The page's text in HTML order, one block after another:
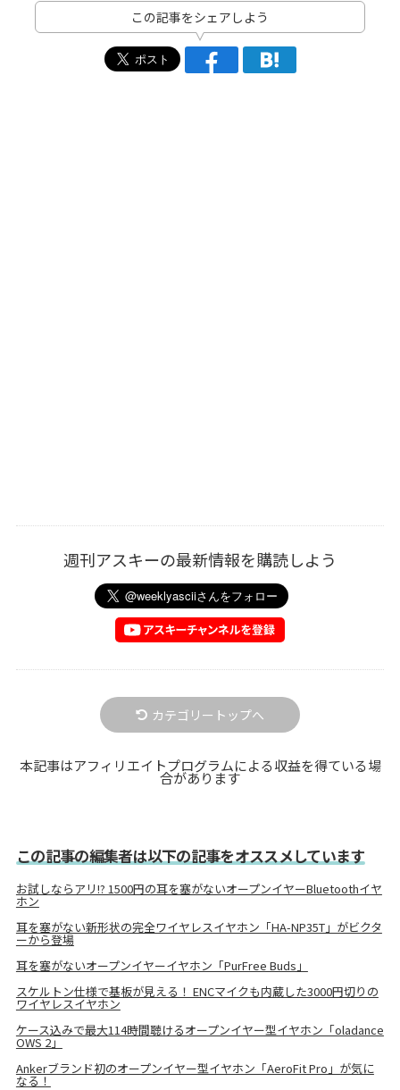
この記事をシェアしよう
週刊アスキーの最新情報を購読しよう
カテゴリートップへ
本記事はアフィリエイトプログラムによる収益を得ている場
合があります
この記事の編集者は以下の記事をオススメしています
お試しならアリ!? 1500円の耳を塞がないオープンイヤーBluetoothイヤ
ホン
耳を塞がない新形状の完全ワイヤレスイヤホン「HA-NP35T」がビクタ
ーから登場
耳を塞がないオープンイヤーイヤホン「PurFree Buds」
スケルトン仕様で基板が見える！ ENCマイクも内蔵した3000円切りの
ワイヤレスイヤホン
ケース込みで最大114時間聴けるオープンイヤー型イヤホン「oladance
OWS 2」
Ankerブランド初のオープンイヤー型イヤホン「AeroFit Pro」が気に
なる！